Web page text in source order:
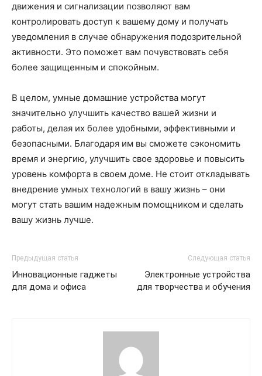
движения и сигнализации позволяют вам
контролировать доступ к вашему дому и получать
уведомления в случае обнаружения подозрительной
активности. Это поможет вам почувствовать себя
более защищенным и спокойным.
В целом, умные домашние устройства могут
значительно улучшить качество вашей жизни и
работы, делая их более удобными, эффективными и
безопасными. Благодаря им вы сможете сэкономить
время и энергию, улучшить свое здоровье и повысить
уровень комфорта в своем доме. Не стоит откладывать
внедрение умных технологий в вашу жизнь – они
могут стать вашим надежным помощником и сделать
вашу жизнь лучше.
Предыдущая статья
Инновационные гаджеты
для дома и офиса
Следующая статья
Электронные устройства
для творчества и обучения